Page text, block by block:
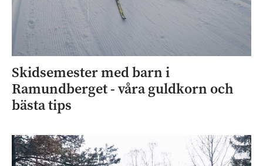
Skidsemester med barn i
Ramundberget - våra guldkorn och
bästa tips